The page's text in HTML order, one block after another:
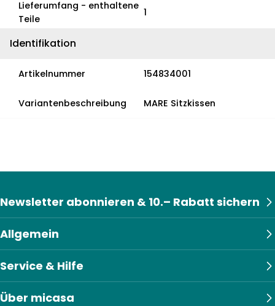
Lieferumfang - enthaltene
Teile
1
Identifikation
Artikelnummer 154834001
Variantenbeschreibung MARE Sitzkissen
Allgemein
Service & Hilfe
Über micasa
Newsletter abonnieren & 10.– Rabatt sichern